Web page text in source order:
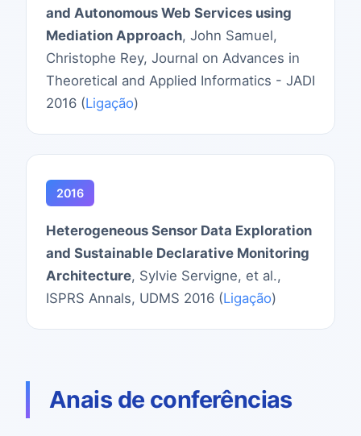
and Autonomous Web Services using
Mediation Approach, John Samuel,
Christophe Rey, Journal on Advances in
Theoretical and Applied Informatics - JADI
2016 (Ligação)
2016
Heterogeneous Sensor Data Exploration
and Sustainable Declarative Monitoring
Architecture, Sylvie Servigne, et al.,
ISPRS Annals, UDMS 2016 (Ligação)
Anais de conferências